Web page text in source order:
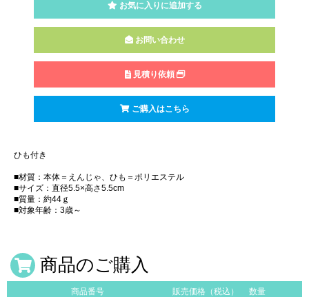
お気に入りに追加する
お問い合わせ
見積り依頼
ご購入はこちら
ひも付き
■材質：本体＝えんじゃ、ひも＝ポリエステル
■サイズ：直径5.5×高さ5.5cm
■質量：約44ｇ
■対象年齢：3歳～
商品のご購入
商品番号 販売価格（税込） 数量